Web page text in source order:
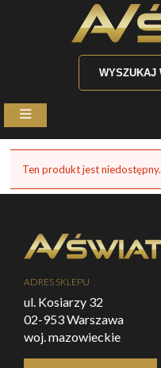
Ten produkt jest niedostępny.
ADRES SKLEPU
ul. Kosiarzy 32
02-953 Warszawa
woj. mazowieckie